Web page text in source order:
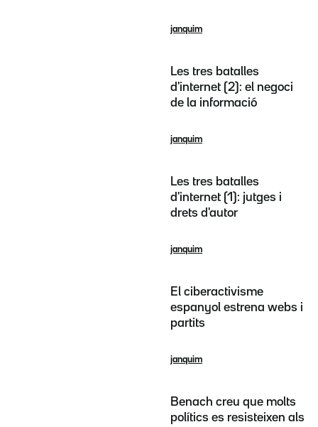
janquim
Les tres batalles
d'internet (2): el negoci
de la informació
janquim
Les tres batalles
d'internet (1): jutges i
drets d'autor
janquim
El ciberactivisme
espanyol estrena webs i
partits
janquim
Benach creu que molts
polítics es resisteixen als